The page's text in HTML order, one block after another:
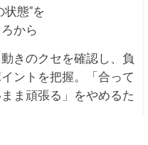
状態"を
から
きのクセを確認し、負
ントを把握。「合って
ま頑張る」をやめるた